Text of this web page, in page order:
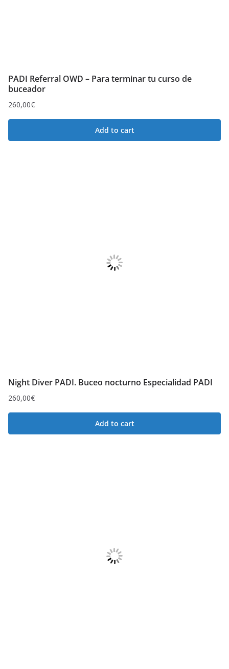
PADI Referral OWD – Para terminar tu curso de
buceador
260,00€
Add to cart
Night Diver PADI. Buceo nocturno Especialidad PADI
260,00€
Add to cart